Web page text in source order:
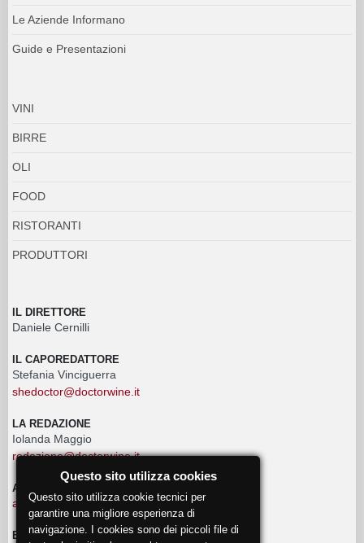
Le Aziende Informano
Guide e Presentazioni
VINI
BIRRE
OLI
FOOD
RISTORANTI
PRODUTTORI
IL DIRETTORE
Daniele Cernilli
IL CAPOREDATTORE
Stefania Vinciguerra
shedoctor@doctorwine.it
LA REDAZIONE
Iolanda Maggio
redazione@doctorwine.it
ADVERTISING
advertising@doctorwine.it
EVENTI
Questo sito utilizza cookies
Questo sito utilizza cookie tecnici per
garantire una migliore esperienza di
navigazione. I cookies sono dei piccoli file di